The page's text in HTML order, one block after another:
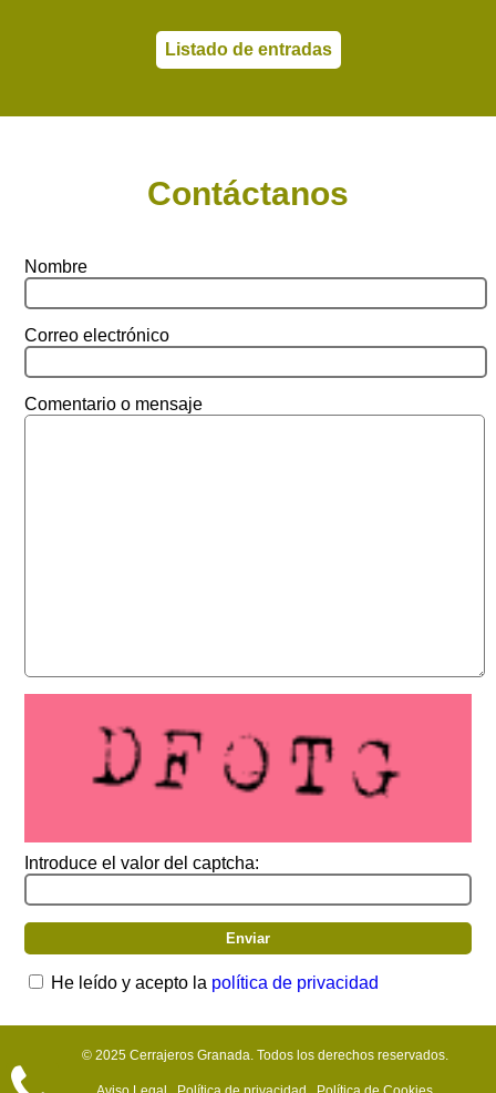
Listado de entradas
Contáctanos
Nombre
Correo electrónico
Comentario o mensaje
Introduce el valor del captcha:
He leído y acepto la política de privacidad
© 2025 Cerrajeros Granada. Todos los derechos reservados.